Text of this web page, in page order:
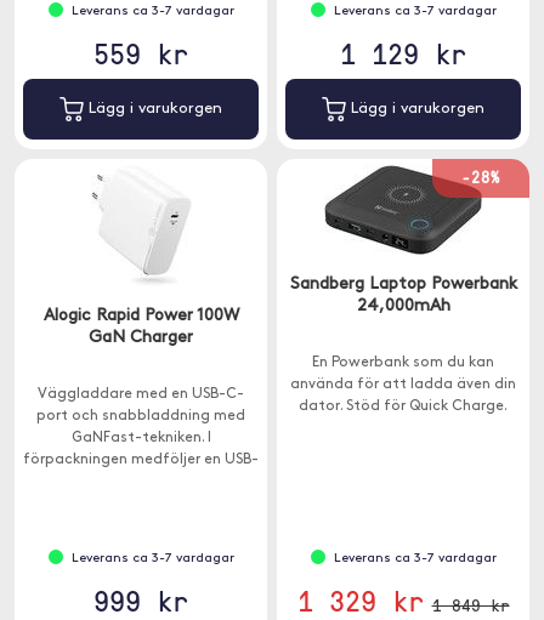
Leverans ca 3-7 vardagar
559 kr
Lägg i varukorgen
Leverans ca 3-7 vardagar
1 129 kr
Lägg i varukorgen
Alogic Rapid Power 100W
GaN Charger
Väggladdare med en USB-C-
port och snabbladdning med
GaNFast-tekniken. I
förpackningen medföljer en USB-
Leverans ca 3-7 vardagar
999 kr
-28%
Sandberg Laptop Powerbank
24,000mAh
En Powerbank som du kan
använda för att ladda även din
dator. Stöd för Quick Charge.
Leverans ca 3-7 vardagar
1 329 kr 1 849 kr